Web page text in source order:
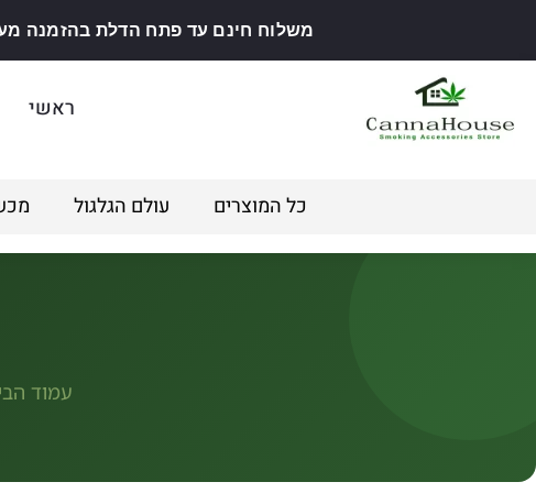
משלוח חינם עד פתח הדלת בהזמנה מעל
ראשי
כל המוצרים עולם הגלגול
עמוד